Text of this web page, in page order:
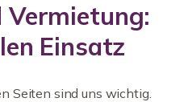
Vermietung:
Einsatz
Seiten sind uns wichtig.